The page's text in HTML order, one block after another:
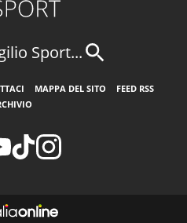
Sport...
MAPPA DEL SITO
FEED RSS